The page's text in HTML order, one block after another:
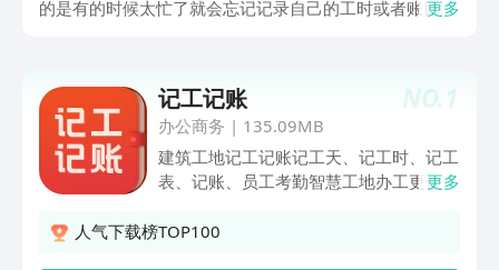
的是有的时候太忙了就会忘记记录自己的工时或者账目的
的记工软件给大家列举出来，希望大家可以从中找到让自
己满意的软件。
更多
NO.1
记工记账
办公商务 | 135.09MB
建筑工地记工记账记工天、记工时、记工
表、记账、员工考勤智慧工地办工更便
致生活科技有限公司针对性为建筑工友记
更多
人气下载榜TOP100